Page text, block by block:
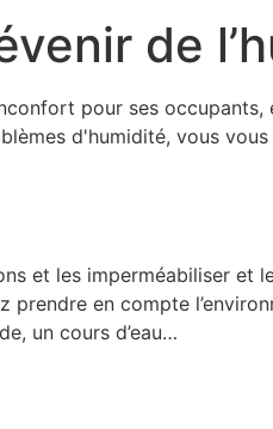
de
pour ses
d'humidité, vous
et les imperméabiliser
en compte
un cours d’eau…